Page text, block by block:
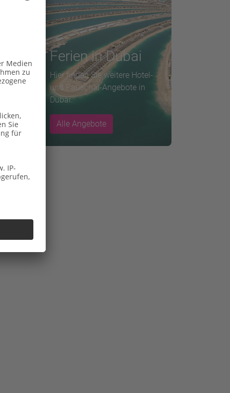
Ferien in Dubai
Hier finden Sie weitere Hotel-
und Pauschal-Angebote in
Dubai.
Alle Angebote